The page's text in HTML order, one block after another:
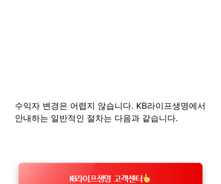
수익자 변경은 어렵지 않습니다. KB라이프생명에서
안내하는 일반적인 절차는 다음과 같습니다.
KB라이프생명 고객센터